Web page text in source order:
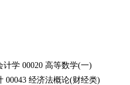
计学 00020 高等数学(一)
00043 经济法概论(财经类)